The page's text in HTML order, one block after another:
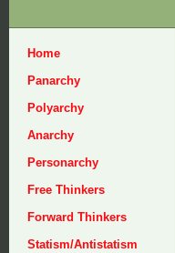
Home
Panarchy
Polyarchy
Anarchy
Personarchy
Free Thinkers
Forward Thinkers
Statism/Antistatism